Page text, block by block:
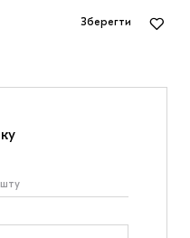
Зберегти